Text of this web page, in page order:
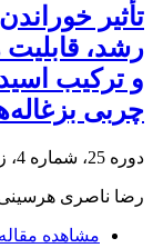
تأثیر
رشد،
و ترکیب
چربی
دوره 25، شماره 4، زمستان 1402، صفحه
رضا ناصری
مشاهده مقاله